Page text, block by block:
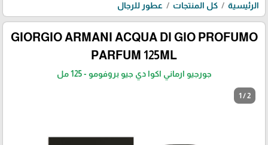
الرئيسية كل المنتجات عطور للرجال
GIORGIO ARMANI ACQUA DI GIO PROFUMO
PARFUM 125ML
جورجيو ارماني اكوا دي جيو بروفومو - 125 مل
1 / 2